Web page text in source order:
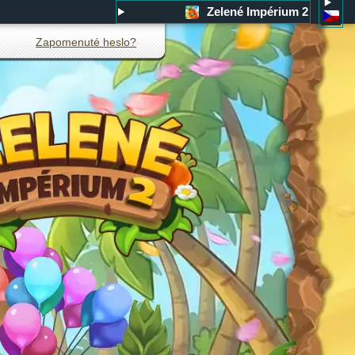
Zelené Impérium 2
Zapomenuté heslo?